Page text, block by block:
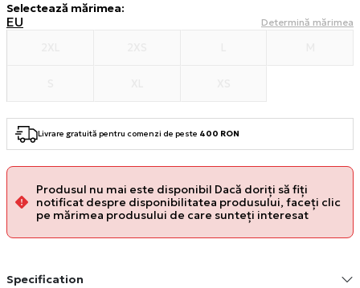
Selectează mărimea:
EU Determină mărimea
Livrare gratuită pentru comenzi de peste 400 RON
Produsul nu mai este disponibil Dacă doriți să fiți
notificat despre disponibilitatea produsului, faceți clic
pe mărimea produsului de care sunteți interesat
Specification